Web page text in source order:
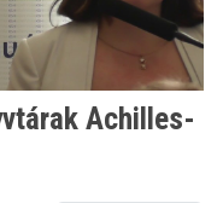
Achilles-